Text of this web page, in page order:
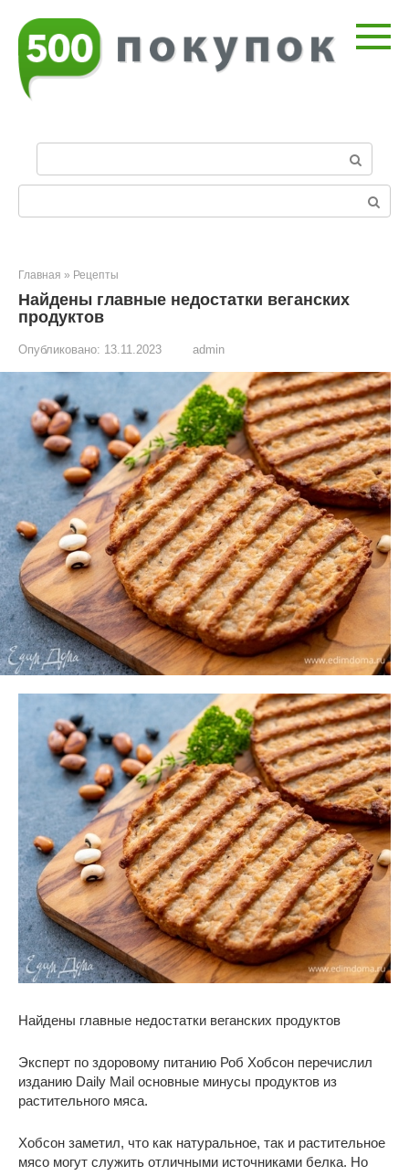
контенту
о
и
Главная » Рецепты
Найдены главные недостатки веганских
продуктов
Опубликовано: 13.11.2023 admin
Найдены главные недостатки веганских продуктов
Эксперт по здоровому питанию Роб Хобсон перечислил
изданию Daily Mail основные минусы продуктов из
растительного мяса.
Хобсон заметил, что как натуральное, так и растительное
мясо могут служить отличными источниками белка. Но